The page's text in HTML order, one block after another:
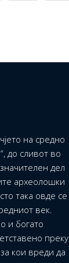
на средно
до сливот во
дел
археолошки
така овде се
век.
и богато
преку
кои вреди да